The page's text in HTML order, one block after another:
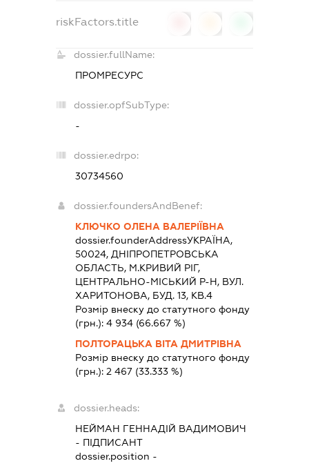
riskFactors.title
dossier.fullName:
ПРОМРЕСУРС
dossier.opfSubType:
-
dossier.edrpo:
30734560
dossier.foundersAndBenef:
КЛЮЧКО ОЛЕНА ВАЛЕРІЇВНА
dossier.founderAddressУКРАЇНА,
50024, ДНIПРОПЕТРОВСЬКА
ОБЛАСТЬ, М.КРИВИЙ РІГ,
ЦЕНТРАЛЬНО-МІСЬКИЙ Р-Н, ВУЛ.
ХАРИТОНОВА, БУД. 13, КВ.4
Розмір внеску до статутного фонду
(грн.):4 934 (66.667 %)
ПОЛТОРАЦЬКА ВІТА ДМИТРІВНА
Розмір внеску до статутного фонду
(грн.):2 467 (33.333 %)
dossier.heads:
НЕЙМАН ГЕННАДІЙ ВАДИМОВИЧ
- ПІДПИСАНТ
dossier.position -